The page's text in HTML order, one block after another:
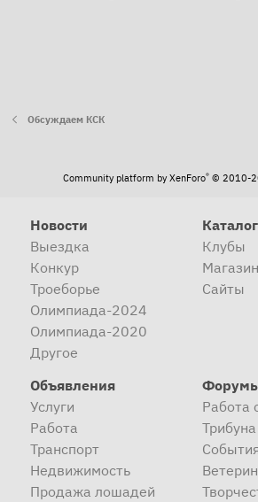
Обсуждаем КСК
Community platform by XenForo® © 2010-
Новости
Выездка
Конкур
Троеборье
Олимпиада-2024
Олимпиада-2020
Другое
Клубы
Сайты
Объявления
Услуги
Работа
Транспорт
Недвижимость
Продажа лошадей
Работа
Трибуна
События